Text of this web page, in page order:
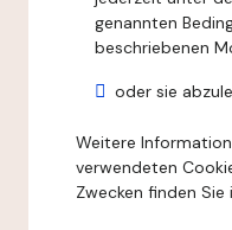
genannten
beschriebenen
oder sie
Weitere
verwendeten
Zwecken finden